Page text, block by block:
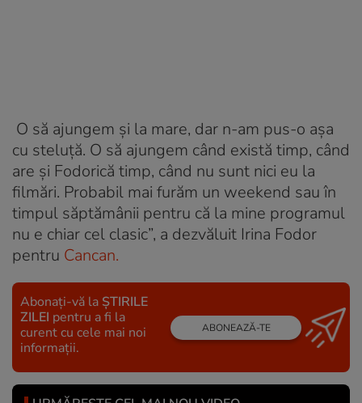
O să ajungem și la mare, dar n-am pus-o așa
cu steluță. O să ajungem când există timp, când
are și Fodorică timp, când nu sunt nici eu la
filmări. Probabil mai furăm un weekend sau în
timpul săptămânii pentru că la mine programul
nu e chiar cel clasic”, a dezvăluit Irina Fodor
pentru Cancan.
Abonați-vă la ȘTIRILE
ZILEI pentru a fi la
curent cu cele mai noi
informații.
ABONEAZĂ-TE